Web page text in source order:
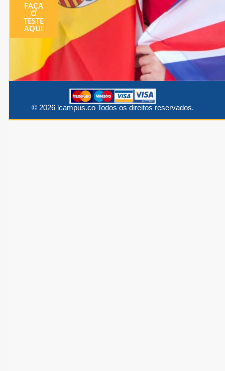
FAÇA
O
TESTE
AQUI
© 2026 lcampus.co Todos os direitos reservados.